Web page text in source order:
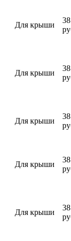
Для крыши
Для крыши
Для крыши
Для крыши
Для крыши